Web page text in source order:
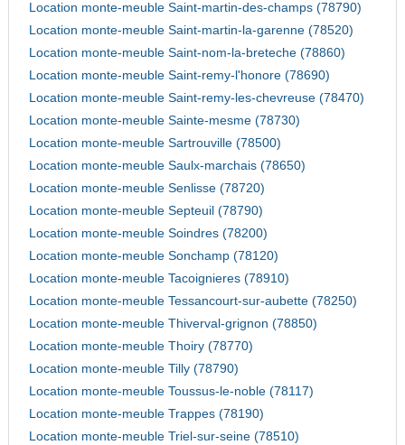
Location monte-meuble Saint-martin-des-champs (78790)
Location monte-meuble Saint-martin-la-garenne (78520)
Location monte-meuble Saint-nom-la-breteche (78860)
Location monte-meuble Saint-remy-l'honore (78690)
Location monte-meuble Saint-remy-les-chevreuse (78470)
Location monte-meuble Sainte-mesme (78730)
Location monte-meuble Sartrouville (78500)
Location monte-meuble Saulx-marchais (78650)
Location monte-meuble Senlisse (78720)
Location monte-meuble Septeuil (78790)
Location monte-meuble Soindres (78200)
Location monte-meuble Sonchamp (78120)
Location monte-meuble Tacoignieres (78910)
Location monte-meuble Tessancourt-sur-aubette (78250)
Location monte-meuble Thiverval-grignon (78850)
Location monte-meuble Thoiry (78770)
Location monte-meuble Tilly (78790)
Location monte-meuble Toussus-le-noble (78117)
Location monte-meuble Trappes (78190)
Location monte-meuble Triel-sur-seine (78510)